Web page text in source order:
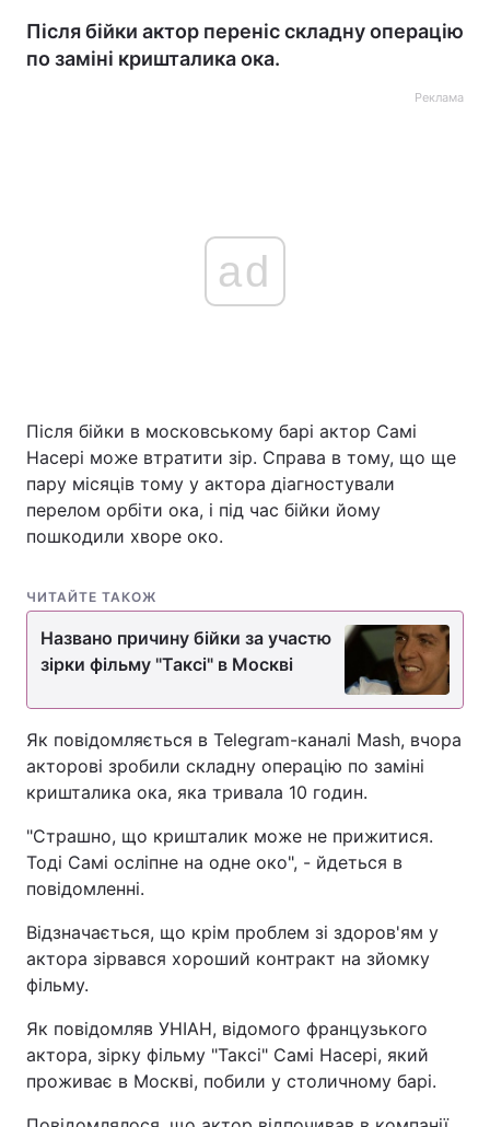
Після бійки актор переніс складну операцію
по заміні кришталика ока.
Реклама
ad
Після бійки в московському барі актор Самі
Насері може втратити зір. Справа в тому, що ще
пару місяців тому у актора діагностували
перелом орбіти ока, і під час бійки йому
пошкодили хворе око.
ЧИТАЙТЕ ТАКОЖ
Названо причину бійки за участю
зірки фільму "Таксі" в Москві
Як повідомляється в Telegram-каналі Mash, вчора
акторові зробили складну операцію по заміні
кришталика ока, яка тривала 10 годин.
"Страшно, що кришталик може не прижитися.
Тоді Самі осліпне на одне око", - йдеться в
повідомленні.
Відзначається, що крім проблем зі здоров'ям у
актора зірвався хороший контракт на зйомку
фільму.
Як повідомляв УНІАН, відомого французького
актора, зірку фільму "Таксі" Самі Насері, який
проживає в Москві, побили у столичному барі.